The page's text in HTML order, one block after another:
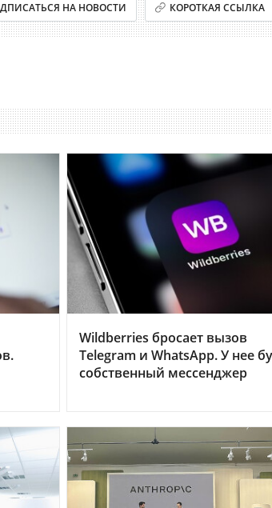
НА НОВОСТИ КОРОТКАЯ ССЫЛКА
Wildberries бросает вызов
Telegram и WhatsApp. У нее
собственный мессенджер